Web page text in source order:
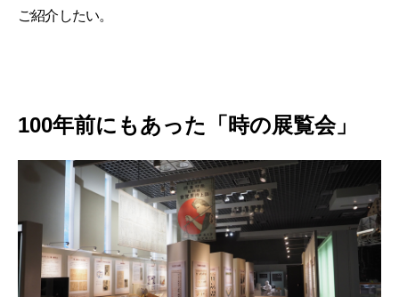
ご紹介したい。
100年前にもあった「時の展覧会」